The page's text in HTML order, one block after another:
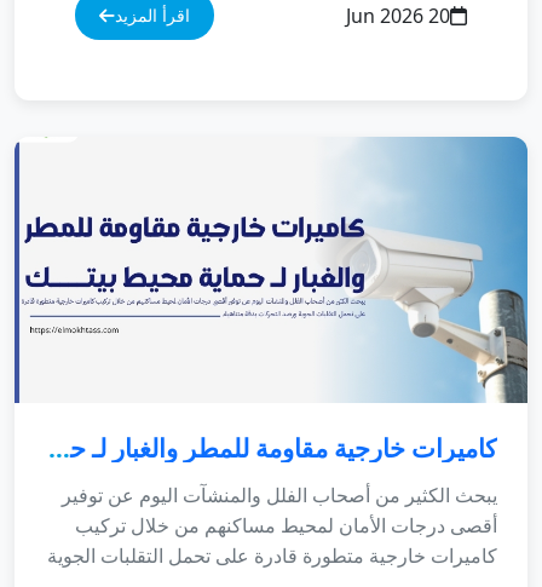
20 Jun 2026 اقرأ المزيد
كاميرات خارجية مقاومة للمطر والغبار لـ حماية محيط بيتك
يبحث الكثير من أصحاب الفلل والمنشآت اليوم عن توفير أقصى درجات الأمان لمحيط مساكنهم من خلال تركيب كاميرات خارجية متطورة قادرة على تحمل التقلبات الجوية ورصد التحركات بدقة متناهية. بناءً على ذلك، لم يعد تأمين البيوت يعتمد على الحراسة التقليدية المجهدة أو الأسوار المرتفعة فحسب، بل صار قائماً على التكنولوجيا الرقمية والعدسات الذكية التي توثق الأحداث لحظة بلحظة. علاوة على ذلك، فإن اعتمادك على منظومة متطورة من فئة كاميرات خارجية مقاومة للمطر والغبار لـ حماية محيط بيتك يمنحك عينًا ساهرة لا تنام، وحصانة أمنية شاملة تمنح عائلتك الطمأنينة وراحة البال على مدار الساعة. من جهة أخرى، نلاحظ دائماً أن الأجواء المناخية في المملكة تفرض تحديات بالغة القسوة على الأجهزة الإلكترونية؛ نظراً لارتفاع درجات الحرارة في الصيف، والتعرض الدائم لعواصف الأتربة الناعمة والأمطار الموسمية، مما يستوجب فحص المعايير الهندسية للهياكل قبل الشراء لتفادي الأعطال الفجائية. لذلك، يسعى هذا الدليل الشامل والمفصل إلى استعراض أفضل الأنظمة المتاحة في السوق، والخصائص التقنية الواجب توافرها في العدسات، وكيفية التخطيط الهندسي للمنظومة لضمان أعلى تشغيل تشغيلي مستدام. من واقع ممارستنا الميدانية الطويلة في تصميم وبناء شبكات الأمان، نجد أن التأسيس الصحيح واختيار الأجهزة المعتمدة يحميان استثمارك المالي لسنوات طويلة. أفضل كاميرات خارجية لتأمين محيط الفلل والمباني بالمنطقة الشرقية تتنوع الخيارات العتادية والبرمجية المطروحة في الأسواق للأنظمة الأمنية، حيث يتطلع المستهلك للمقارنة لمعرفة افضل كاميرا خارجية للمنازل؟ وما هي الأنواع التقنية التي تضمن له بثاً مستقراً دون انقطاع أو تشويش. بناءً على ذلك، يتطلب التأمين الحقيقي التعامل مع مؤسسات هندسية معتمدة توفر عتاداً أصلياً بضمانات حقيقية وتبتعد تماماً عن الأجهزة المقلدة ذات العدسات الرديئة. علاوة على ذلك، فإن دمج خصائص الرؤية الليلية الملونة والذكاء الاصطناعي يمنحك نظاماً دفاعياً استباقياً يطلق صافرات الإنذار فور رصد أي اختراق للمحيط. بناءً على ممارستنا الميدانية وتتبعنا لمتطلبات العملاء، تتكامل الأنظمة الأمنية لتقديم حلول حماية شاملة تشتمل على الخيارات الأساسية التالية: أفضل كاميرات مراقبة للمنازل خارجية بدقة 4K: توفر تفاصيل مذهلة تمكنك من قراءة لوحات السيارات والتعرف على ملامح الوجوه بوضوح تام حتى من مسافات بعيدة. كاميرات مراقبة خارجية بدون أسلاك (Battery-Powered): تمنحك مرونة فائقة في التثبيت فوق الأشجار أو الأسوار البعيدة دون الحاجة لتمديد كابلات طاقة، وتعمل باستقلالية كاملة ببطاريات تدوم لأشهر. كاميرا مراقبة خارجية عن طريق الجوال: ربط المنظومة الأمنية بالكامل بتطبيقات الهواتف الذكية لمشاهدة البث المباشر، سماع وتحدث الصوت، واستقبال التنبيهات الفورية من أي مكان في العالم. كاميرا مراقبة خارجية 360 درجة المتحركة (PTZ): تتيح لك التحكم الكامل في زوايا الرؤية وتدوير العدسة في كافة الاتجاهات لتغطية المساحات الشاسعة والساحات الأمامية بمرونة فائقة وبدون أي نقاط عمياء. لذلك، يمثل التواجد والتعامل مع شركة متخصصة تقدم خدمات التثبيت والبرمجة خطوة جوهرية لضمان تمديد الشبكات واختيار زوايا التوجيه الصحيحة البعيدة عن وهج الشمس العمودي. من جهة أخرى، نلاحظ أن العملاء الذين يتساءلون ما هي أفضل كاميرا واي فاي خارجية؟ يغفلون أحياناً عن أهمية معالجة تداخل الإشارات، وهو ما يجعل تتبع الموديلات المزودة بهوائيات مزدوجة وقوية الخيار الأكثر أماناً واستدامة للمدى الطويل لمنع تقطيع بث الفيديو اللحظي. المواصفات التقنية والهندسية لمعايير الحماية والمقاومة المناخية العالية لا تتوقف كفاءة منظومة التأمين الخارجي عند جودة دقة الصورة فحسب، بل تمتد لتشمل البنية الهندسية للعدسة والمعالج وقدرة الصمود الهيكلي أمام المتغيرات المناخية القاسية. بناءً على المعايير الهندسية لعام 2026، فإن تركيب أي أجهزة في الساحات المفتوحة يتطلب التحقق من معيار الحماية العالمي (Ingress Protection) المعروف باختصار IP، والذي يحدد مدى إحكام غلق الجهاز ضد تغلغل ذرات الغبار الناعمة ومياه الأمطار والسيول لضمان ديمومة عمل المعالجات الداخلية دون حدوث التماس كهربائي أو تلف فني. وتتمثل أهم المواصفات والخصائص الواجب توافرها في المنظومة لضمان الأداء التشغيلي الممتاز في النقاط المتسلسلة التالية: معيار الحماية (IP67 / IP68): يجب ألا يقل العتاد الخارجي عن هذه المعايير لضمان الصمود الكامل أمام العواصف الرملية الشديدة وضغط المياه المباشر أثناء هطول الأمطار الغزيرة. تقنية النطاق الديناميكي الواسع (True WDR): معالجة برمجية حاسمة لتباين الإضاءة؛ حيث تمنع سواد الصورة الناتج عن وهج أشعة الشمس الساطعة، مما يضمن ظهور التفاصيل بوضوح كامل في الظل. الهيكل المضاد للصدمات والتخريب (IK10 Vandal-Proof): حماية الكاميرا بغطاء زجاجي ومعدني صلب يتحمل الضربات ومحاولات التكسير أو التخريب المتعمد من قبل الدخلاء. أفضل كاميرا مراقبة خارجية زوم (Optical Zoom): احتواء الجهاز على تقريب بصري حقيقي يحافظ على ثبات دقة الصورة ونقائها عند تكبير اللقطة لرصد الأهداف البعيدة دون حدوث بكسلة بصرية. هل ترغب في تأمين منزلك أو منشأتك بأحدث أنظمة الكاميرات الخارجية المقاومة للطقس؟ نحن في شركة المختص نوفر لك حلولاً أمنية متكاملة تشمل توريد وتركيب الكاميرات بدقة 4K مع ربطها بالجوال وضمان معتمد يحمي أمانك وخصوصيتك بالكامل. 💬 تواصل معنا الآن عبر الواتساب: 966568205426+ هندسة توزيع المنظومة الخارجية وكيفية تجنب الثغرات البصرية والنقاط العمياء إن عملية التخطيط الهندسي وتوزيع نقاط التصوير لا تقل أهمية أبداً عن شراء الأجهزة ذاتها؛ فالتوزيع العشوائي يترك مساحات غير مغطاة يمكن استغلالها دون رصد بَصَرّي. من واقع ممارستنا التطبيقية الممتدة، نجد أن معاينة الموقع وتحديد الارتفاعات المناسبة لكل كاميرا هو الأساس الذي تبنى عليه الاستراتيجيات الأمنية المحترفة؛ حيث يجب تثبيت الأجهزة بارتفاعات تمنع العبث اليدوي بها، وفي نفس الوقت تسمح بوضوح الزاوية البصرية لالتقاط الملامح بدقة هندسية كاملة تمنع حدوث أي اختراقات. ولضمان توازن الألوان ووضوح الرؤية التام للزوار، نوصي بتأمل معايير التوزيع الهندسي الموضحة باللون الداكن المتباين في الجدول التالي: المنطقة المستهدفة بالتأمين نوع الكاميرا والعدسة الموصى بها الهدف الاستراتيجي من التثبيت الفني البوابات ومداخل السيارات الرئيسية عدسة ضيقة متغيرة (Varifocal) بدقة 4K عالية الوضوح. التعرف الدقيق على وجوه الزوار وقراءة لوحات المركبات بدقة كاملة ومنع التسلل. الأسوار والممرات الجانبية الطويلة كاميرات اسطوانية (Bullet) ذات مدى رؤية ليلي طويل بالأشعة تحت الحمراء. رصد أي محاولات تسلق أو اقتراب مشبوه على امتداد المحيط الخارجي للمبنى. الساحات المفتوحة والحدائق الخلفية كاميرات قبانية متحركة (PTZ) 360 درجة مع تتبع آلي ذكي للأجسام. تغطية المساحات الكبيرة وتتبع التحركات بمرونة والتحكم بالزوايا عن بعد دون ثغرات. من جهة أخرى، نلاحظ أن التساؤلات المالية تشغل بال الكثير من المستهلكين، ويدور الاستفسار دائماً حول كاميرات مراقبة خارجية كم سعرها؟ وما هي كاميرات المراقبة الخارجية التي تدعم دقة 4k؟ وتكلفة التأسيس الشاملة للموقع. وتكمن الحقائق التقنية لعام 2026 في أن السعر يتفاوت بناءً على سعة الأقراص الصلبة التخزينية، وحجم تمديد الكابلات، ونوع المعالجات البرمجية؛ حيث تظل أنظمة IP السلكية المتطورة المربوطة بكابلات Cat6 المعزولة داخل أنابيب PVC صلبة هي الأعلى كفاءة والأجدر بالاستثمار للمدى الطويل لحماية أعمالك وعقاراتك بثبات تقني تام. مقارنة تطبيقية وتقنية بين الكاميرات السلكية (IP) والكاميرات اللاسلكية (Wi-Fi) الخارجية عند التخطيط لبناء الشبكة الأمنية للمحيط الخارجي، يقع الملاك في حيرة فنية حول اختيار البنية التحتية الأنسب لطبيعة عقاراتهم؛ فالأجهزة تختلف هندسياً في طريقة تنفيذها واستقرار نقل البيانات الرقمية لتفادي حدوث أي بطء أو فقدان في جودة بث الفيديو اللحظي عالي الوضوح تحت الظروف الجوية المتقلبة. وينقسم التنفيذ في الفلل والمنشآت التجارية إلى الخيارين التقنيين التاليين: أولاً: منظومة الكاميرات السلكية (PoE / IP Systems) الاحترافية تعتمد هذه المنظومة على تمديد كابلات شبكة موحدة من نوع Cat6 تقوم بنقل بيانات البث وتغذية الكاميرا بالطاقة الكهربائية في نفس الوقت عبر تقنية (Power over Ethernet). تمتاز هذه الشبكة بالاستقرار التقني المطلق والثبات التام؛ حيث لا تتأثر بوجود عوائق خرسانية أو جدران ضخمة تفصل الكاميرات عن جهاز التسجيل المركزي، مما يجعلها الخيار الأول والأساسي للمؤسسات، والمجمعات التجارية، والفلل السكنية الضخمة التي تتطلب دقة 4K و8K فائقة النقاوة وسعات تخزين ضخمة لأسابيع متواصلة دون انقطاع فني. ثانياً: منظومة الكاميرات اللاسلكية (Smart Wi-Fi) المرنة تعتمد هذه الكاميرات على نقل بث الفيديو والبيانات عبر موجات الواي فاي اللاسلكية، مما يقلل كلياً من حجم التمديدات الإنشائية والحاجة لثقب الجدران الخارجية، وبالتالي يحافظ تماماً على جمالية واجهات المباني. تمتاز هذه المنظومة بالمرونة العالية وسهولة التركيب والنقل؛ ولكن من ناحية أخرى، تنطوي على بعض القيود الفنية، أبرزها حاجتها لوجود مصدر كهرباء قريب لتغذية الكاميرا، وقابليتها للتأثر بضعف شبكة الإنترنت المحلية، مما يتطلب تركيب مقويات إشارة معزولة ومخصصة للحفاظ على جودة البث الحي دون انقطاع. نبذة عن شركة المختص لحلول الأنظمة الأمنية المتكاملة بالمنطقة الشرقية إذا كنت تطمح إلى بناء منظومة حماية حديدية وانتقال حقيقي نحو البيئات الرقمية الآمنة والمعتمدة على الفهم الهندسي والتقني المتقدم للأنظمة الذكية، فإن شركة المختص لأنظمة الأمن والحماية هي شريكك الاستراتيجي والأفضل بالمملكة العربية السعودية الرائدة في تركيب كاميرات المراقبة وأنظمة الأمان المتكاملة بخبرة طويلة تمتد لسنوات. نحن نقدم حلولاً متكاملة وشاملة تشمل: تركيب كاميرات مراقبة داخلية وخارجية بجودة عالية، أنظمة إنذار متطورة ضد السرقة والحريق، أنظمة التحكم في الدخول (Access Control)، أجهزة البصمة والحضور والانصراف، شبكات المراقبة وربط الكاميرات بالجوال، بالإضافة إلى صيانة وتحديث الأنظمة الأمنية القائمة بكفاءة تامة. نحن نغطي كافة المدن الرئيسية والفرعية في المنطقة الشرقية بأسرع وقت وبأفضل جودة تنفيذ، ومن أبرزها: الدمام، الخبر، الظهران، الجبيل، الأحساء (الهفوف والمبرز)، القطيف، رأس تنورة، الخفجي، بقيق، النعيرية، قرية العليا، حفر الباطن، صفوى، سيهات، عنك، الجش، وتاروت، لنصل إليك أينما كنت لضمان أمانك المطلق لعام 2026. قسم الأسئلة الشائعة (FAQs) المتخصصة في الأنظمة الأمنية والسيو (معدل الألوان) س: ما هي افضل كاميرا خارجية للمنازل وأفضل كاميرا واي فاي خارجية؟ ج: تعتبر الكاميرات الشبكية (IP Systems) المعتمدة بمعايير حماية IP67 من شركات عالمية رائدة مثل Hikvision وDahua هي الأفضل للمنازل لمقاومتها العالية للطقس، وتبرز الموديلات اللاسلكية الذكية المزودة بهوائيات مزدوجة كأفضل خيارات الواي فاي لسهولة ربطها ومراقبتها عبر الجوال مباشرة بخصوصية تامة. س: كاميرات مراقبة خارجية كم سعرها وما هي الأنظمة التي تدعم دقة 4K؟ ج: تختلف الأسعار بناءً على سعة التخزين وحجم التمديدات الإنشائية ونوع المعالج؛ وتتوفر أنظمة 4K احترافية متكاملة تقدمها الشركات المتخصصة مثل شركة المختص ضمن باقات وعروض شاملة التوريد والتركيب والبرمجة بأسعار تنافسية تلائم كافة الاحتياجات والميزانيات. المصادر والمراجع المعتمدة تم إعداد وتوثيق هذا الدليل الفني والأمني الشامل والموسع استناداً إلى الخبرات التطبيقية الممتدة والتحليليّة لمهندسي و